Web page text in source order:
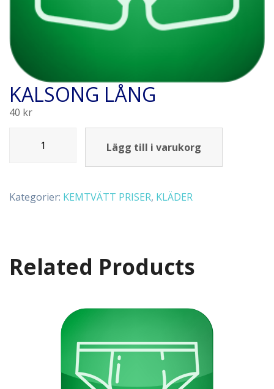
KALSONG LÅNG
40 kr
Lägg till i varukorg
Kategorier: KEMTVÄTT PRISER, KLÄDER
Related Products